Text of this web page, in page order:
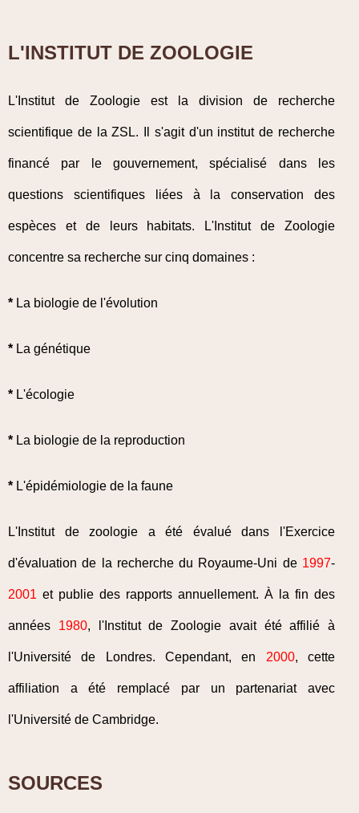
L'INSTITUT DE ZOOLOGIE
L'Institut de Zoologie est la division de recherche
scientifique de la ZSL. Il s'agit d'un institut de recherche
financé par le gouvernement, spécialisé dans les
questions scientifiques liées à la conservation des
espèces et de leurs habitats. L'Institut de Zoologie
concentre sa recherche sur cinq domaines :
* La biologie de l'évolution
* La génétique
* L'écologie
* La biologie de la reproduction
* L'épidémiologie de la faune
L'Institut de zoologie a été évalué dans l'Exercice
d'évaluation de la recherche du Royaume-Uni de 1997-
2001 et publie des rapports annuellement. À la fin des
années 1980, l'Institut de Zoologie avait été affilié à
l'Université de Londres. Cependant, en 2000, cette
affiliation a été remplacé par un partenariat avec
l'Université de Cambridge.
SOURCES